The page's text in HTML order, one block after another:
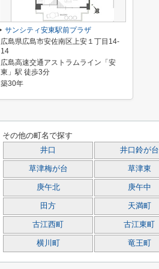
サンシティ安東駅前プラザ
広島県広島市安佐南区上安１丁目14-
14
広島高速交通アストラムライン「安
東」駅 徒歩3分
築30年
その他の町名で探す
井口 井口鈴が台
草津梅が台 草津東
庚午北 庚午中
田方 天満町
古江西町 古江東町
横川町 竜王町